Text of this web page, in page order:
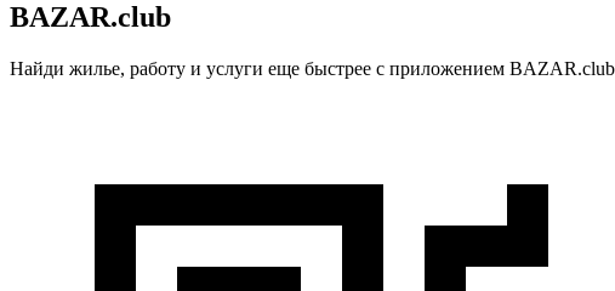
BAZAR.club
Найди жилье, работу и услуги еще быстрее с приложением